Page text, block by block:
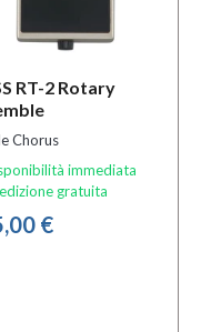
RT-2 Rotary
Chorus
immediata
gratuita
€